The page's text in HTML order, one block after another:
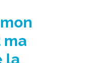
ma
la